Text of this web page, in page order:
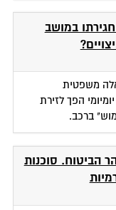
במושב
משפטית
הפך לזירת
ברכב.
הביטוח. סוכנות